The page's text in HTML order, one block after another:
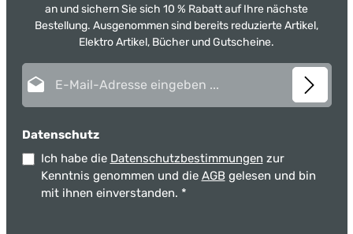
an und sichern Sie sich 10 % Rabatt auf Ihre nächste
Bestellung. Ausgenommen sind bereits reduzierte Artikel,
Elektro Artikel, Bücher und Gutscheine.
Datenschutz
Ich habe die Datenschutzbestimmungen zur
Kenntnis genommen und die AGB gelesen und bin
mit ihnen einverstanden. *